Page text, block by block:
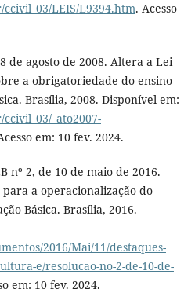
LEIS/L9394.htm. Acesso
de agosto de 2008. Altera a Lei
a obrigatoriedade do ensino
Brasília, 2008. Disponível em:
_ato2007-
em: 10 fev. 2024.
nº 2, de 10 de maio de 2016.
a operacionalização do
Básica. Brasília, 2016.
2016/Mai/11/destaques-
e/resolucao-no-2-de-10-de-
em: 10 fev. 2024.